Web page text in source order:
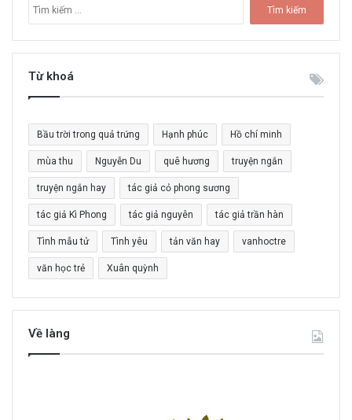
m
k
h
o
:
Từ khoá
Bầu trời trong quả trứng Hạnh phúc Hồ chí minh
mùa thu Nguyễn Du quê hương truyện ngắn
truyện ngắn hay tác giả cỏ phong sương
tác giả Kì Phong tác giả nguyên tác giả trần hàn
Tình mẫu tử Tình yêu tản văn hay vanhoctre
văn học trẻ Xuân quỳnh
Về làng